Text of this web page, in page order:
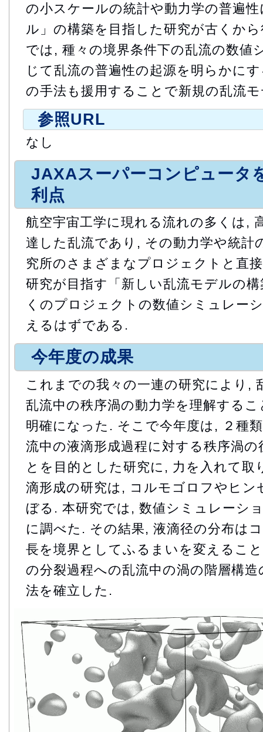
の小スケールの統計や動力学の普遍
ル」の構築を目指した研究が古くか
では, 種々の境界条件下の乱流の数値
じて乱流の普遍性の起源を明らかに
の手法も援用することで新規の乱流
参照URL
なし
JAXAスーパーコンピュータ
利点
航空宇宙工学に現れる流れの多くは,
達した乱流であり, その動力学や統計
究所のさまざまなプロジェクトと直
研究が目指す「新しい乱流モデルの
くのプロジェクトの数値シミュレー
えるはずである.
今年度の成果
これまでの我々の一連の研究により,
乱流中の秩序渦の動力学を理解する
明確になった. そこで今年度は, ２種
流中の液滴形成過程に対する秩序渦
とを目的とした研究に, 力を入れて取
滴形成の研究は, コルモゴロフやヒン
ぼる. 本研究では, 数値シミュレーシ
に調べた. その結果, 液滴径の分布は
長を境界としてふるまいを変えるこ
の分裂過程への乱流中の渦の階層構
法を確立した.